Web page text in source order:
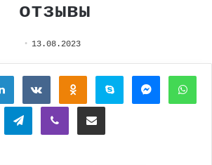
отзывы
13.08.2023
LinkedInВконтактеОдноклассники
Skype Messenger
TelegramViber Поделиться через электронную почту